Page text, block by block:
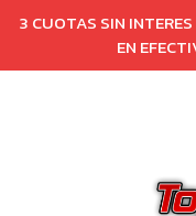
3 CUOTAS SIN
EN